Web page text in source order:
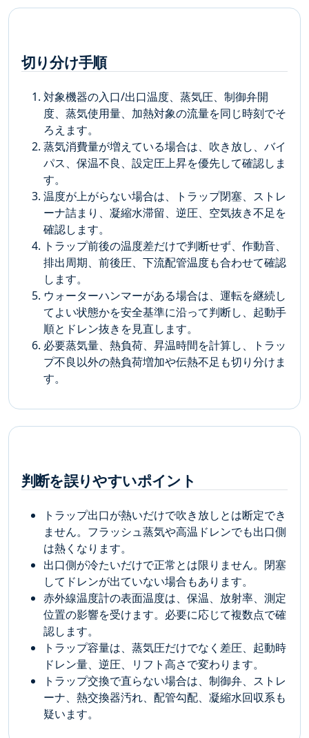
切り分け手順
対象機器の入口/出口温度、蒸気圧、制御弁開
度、蒸気使用量、加熱対象の流量を同じ時刻でそ
ろえます。
蒸気消費量が増えている場合は、吹き放し、バイ
パス、保温不良、設定圧上昇を優先して確認しま
す。
温度が上がらない場合は、トラップ閉塞、ストレ
ーナ詰まり、凝縮水滞留、逆圧、空気抜き不足を
確認します。
トラップ前後の温度差だけで判断せず、作動音、
排出周期、前後圧、下流配管温度も合わせて確認
します。
ウォーターハンマーがある場合は、運転を継続し
てよい状態かを安全基準に沿って判断し、起動手
順とドレン抜きを見直します。
必要蒸気量、熱負荷、昇温時間を計算し、トラッ
プ不良以外の熱負荷増加や伝熱不足も切り分けま
す。
判断を誤りやすいポイント
トラップ出口が熱いだけで吹き放しとは断定でき
ません。フラッシュ蒸気や高温ドレンでも出口側
は熱くなります。
出口側が冷たいだけで正常とは限りません。閉塞
してドレンが出ていない場合もあります。
赤外線温度計の表面温度は、保温、放射率、測定
位置の影響を受けます。必要に応じて複数点で確
認します。
トラップ容量は、蒸気圧だけでなく差圧、起動時
ドレン量、逆圧、リフト高さで変わります。
トラップ交換で直らない場合は、制御弁、ストレ
ーナ、熱交換器汚れ、配管勾配、凝縮水回収系も
疑います。